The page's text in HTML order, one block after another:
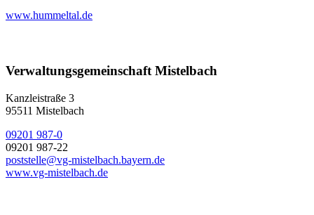
www.hummeltal.de
Verwaltungsgemeinschaft Mistelbach
Kanzleistraße 3
95511 Mistelbach
09201 987-0
09201 987-22
poststelle@vg-mistelbach.bayern.de
www.vg-mistelbach.de